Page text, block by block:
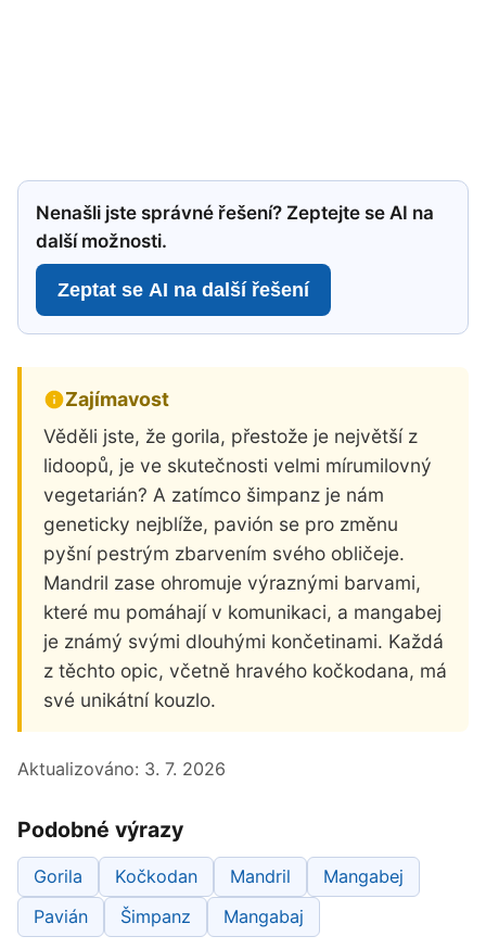
Nenašli jste správné řešení? Zeptejte se AI na
další možnosti.
Zeptat se AI na další řešení
Zajímavost
Věděli jste, že gorila, přestože je největší z
lidoopů, je ve skutečnosti velmi mírumilovný
vegetarián? A zatímco šimpanz je nám
geneticky nejblíže, pavión se pro změnu
pyšní pestrým zbarvením svého obličeje.
Mandril zase ohromuje výraznými barvami,
které mu pomáhají v komunikaci, a mangabej
je známý svými dlouhými končetinami. Každá
z těchto opic, včetně hravého kočkodana, má
své unikátní kouzlo.
Aktualizováno: 3. 7. 2026
Podobné výrazy
Gorila Kočkodan Mandril
Mangabej
Pavián
Šimpanz Mangabaj